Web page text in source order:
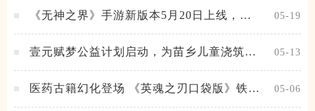
《无神之界》手游新版本5月20日上线，女
05-19
壹元赋梦公益计划启动，为苗乡儿童浇筑梦
05-13
医药古籍幻化登场 《英魂之刃口袋版》铁扇
05-06